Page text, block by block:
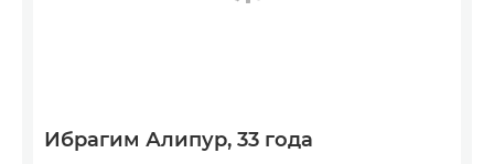
Ибрагим Алипур, 33 года